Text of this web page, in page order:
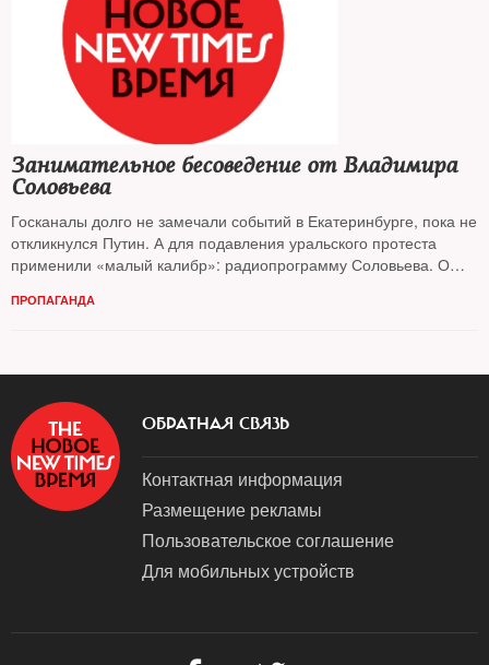
Занимательное бесоведение от Владимира
Соловьева
Госканалы долго не замечали событий в Екатеринбурге, пока не
откликнулся Путин. А для подавления уральского протеста
применили «малый калибр»: радиопрограмму Соловьева. О
ПРОПАГАНДА
ОБРАТНАЯ СВЯЗЬ
Контактная информация
Размещение рекламы
Пользовательское соглашение
Для мобильных устройств